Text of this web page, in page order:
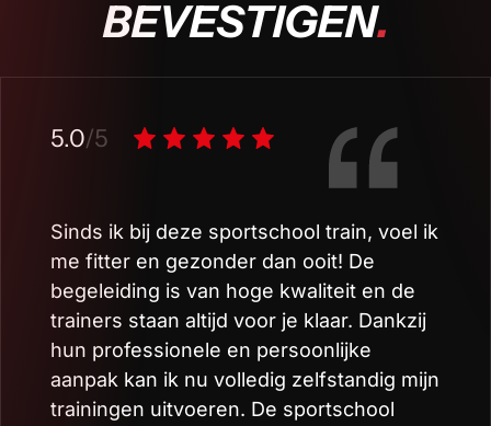
BEVESTIGEN.
5.0/5
Sinds ik bij deze sportschool train, voel ik
me fitter en gezonder dan ooit! De
begeleiding is van hoge kwaliteit en de
trainers staan altijd voor je klaar. Dankzij
hun professionele en persoonlijke
aanpak kan ik nu volledig zelfstandig mijn
trainingen uitvoeren. De sportschool